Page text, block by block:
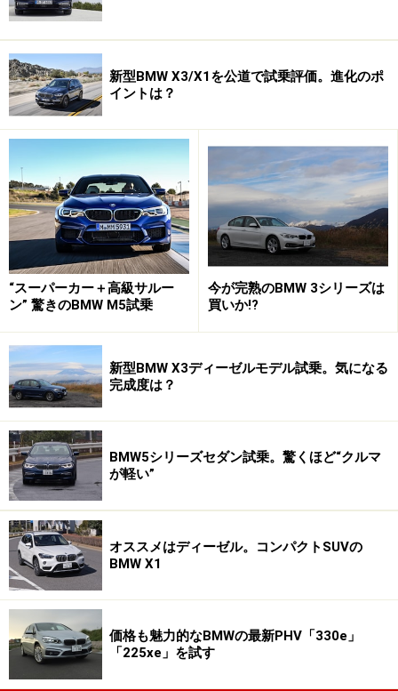
新型BMW X3/X1を公道で試乗評価。進化のポ
イントは？
“スーパーカー＋高級サルー
ン” 驚きのBMW M5試乗
今が完熟のBMW 3シリーズは
買いか!?
新型BMW X3ディーゼルモデル試乗。気になる
完成度は？
BMW5シリーズセダン試乗。驚くほど“クルマ
が軽い”
オススメはディーゼル。コンパクトSUVの
BMW X1
価格も魅力的なBMWの最新PHV「330e」
「225xe」を試す